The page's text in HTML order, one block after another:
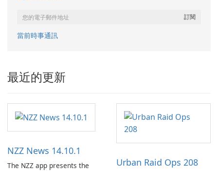
當前時事通訊
最近的更新
NZZ News 14.10.1
The NZZ app presents the
Urban Raid Ops 208